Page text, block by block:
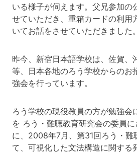
いる様子が伺えます。父兄参加の
せていただき、重箱カードの利用
いてお話をさせていただきました。
昨今、新宿日本語学校は、佐賀、
等、日本各地のろう学校からのお
強会を行っています。
ろう学校の現役教員の方が勉強会
を ろう・難聴教育研究会の委員
に、2008年7月、第31回ろう・難
て、可視化した文法構造に関する